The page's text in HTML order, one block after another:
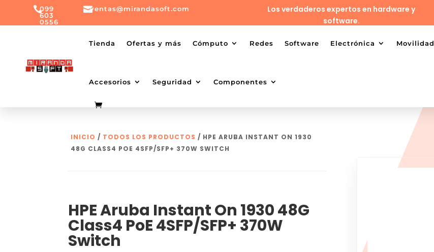
099
603
0556
0556
ventas@mirandasoft.com
mailto:ventas@mirandasoft.com
Los verdaderos expertos en hardware y
software.
Tienda Ofertas y más Cómputo Redes Software Electrónica Movilidad
Accesorios Seguridad Componentes
INICIO / TODOS LOS PRODUCTOS / HPE ARUBA INSTANT ON 1930
48G CLASS4 POE 4SFP/SFP+ 370W SWITCH
HPE Aruba Instant On 1930 48G
Class4 PoE 4SFP/SFP+ 370W
Switch